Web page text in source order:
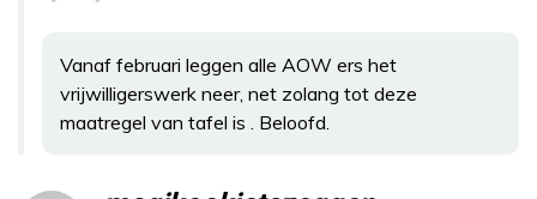
Vanaf februari leggen alle AOW ers het
vrijwilligerswerk neer, net zolang tot deze
maatregel van tafel is . Beloofd.